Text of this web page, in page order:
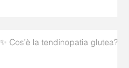
✨ Cos’è la tendinopatia glutea?